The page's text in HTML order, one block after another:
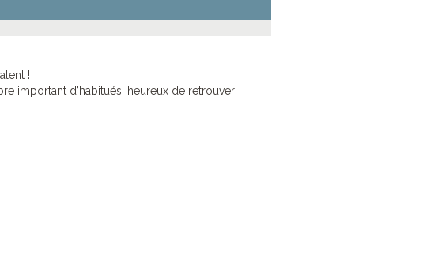
!
important d’habitués, heureux de retrouver